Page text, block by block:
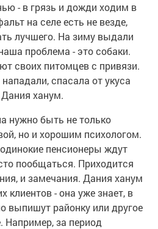
- в грязь и дожди ходим в
на селе есть не везде,
лучшего. На зиму выдали
проблема - это собаки.
своих питомцев с привязи.
спасала от укуса
Дания ханум.
нужно быть не только
но и хорошим психологом.
пенсионеры ждут
пообщаться. Приходится
и замечания. Дания ханум
клиентов - она уже знает, в
выпишут районку или другое
Например, за период